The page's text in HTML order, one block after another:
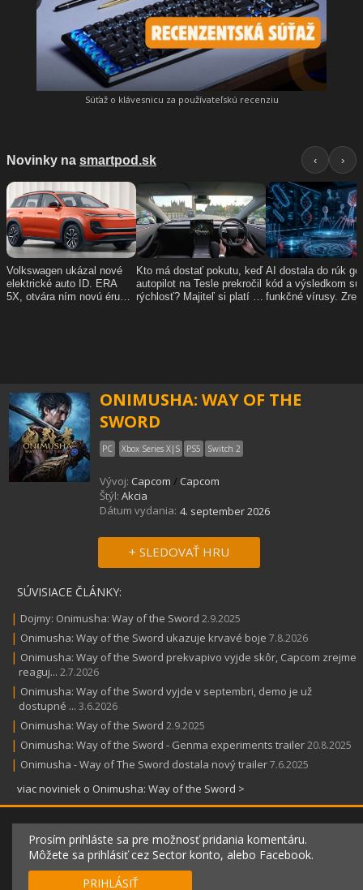
Súťaž o klávesnicu za používateľskú recenziu
ONIMUSHA: WAY OF THE
SWORD
PC Xbox Series X|S PS5 Switch 2
Vývoj: Capcom / Capcom
Štýl: Akcia
Dátum vydania: 4. september 2026
+ SLEDOVAŤ HRU
SÚVISIACE ČLÁNKY:
| Dojmy: Onimusha: Way of the Sword 2.9.2025
| Onimusha: Way of the Sword ukazuje krvavé boje 7.8.2026
| Onimusha: Way of the Sword prekvapivo vyjde skôr, Capcom zrejme
reaguj... 2.7.2026
| Onimusha: Way of the Sword vyjde v septembri, demo je už
dostupné ... 3.6.2026
| Onimusha: Way of the Sword 2.9.2025
| Onimusha: Way of the Sword - Genma experiments trailer20.8.2025
| Onimusha - Way of The Sword dostala nový trailer7.6.2025
viac noviniek o Onimusha: Way of the Sword >
Prosím prihláste sa pre možnosť pridania komentáru.
Môžete sa prihlásiť cez Sector konto, alebo Facebook.
PRIHLÁSIŤ